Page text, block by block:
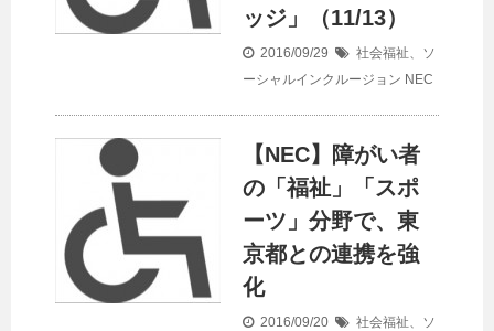
ッジ」（11/13）
2016/09/29
社会福祉、ソ
ーシャルインクルージョン NEC
【NEC】障がい者
の「福祉」「スポ
ーツ」分野で、東
京都との連携を強
化
2016/09/20
社会福祉、ソ